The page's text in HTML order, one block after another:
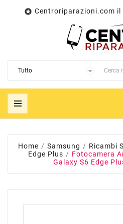
 Centroriparazioni.com
Home Samsung Ricambi
Edge Plus
Fotocamera
Galaxy S6 Edge